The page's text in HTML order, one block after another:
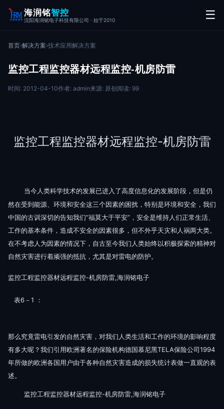
海润铭智控
沈阳海润铭电子科技有限公司 · 始于2010 ☰
首页›解决方案›技术应用解决方案
监控工程监控器材远程监控-机房防雷
时间: 2012-04-10作者: admin来源: 原创阅读: 99
监控工程监控器材远程监控-机房防雷
当今人类科学技术的发展已进入了高度信息化的发展阶段，但是仍
然在受到能源、环境和安全这三个因素的困扰，特别是环境和安全，我们
中国的古训深切的告知我们“福莫大于平安”，安全是维持人们正常生活、
工作的基本条件，造成不安全的因素很多，但不外乎天灾和人祸两大类。
在不考虑人为因素的情况下，自古至今我们人类始终以积极探索的精神对
自然灾害进行着顽强的抵抗，尤其是对雷电的防护。
监控工程监控器材远程监控-机房防雷,海润铭电子
表6－1 ：
那么究竟雷电引发的自然灾害，对我们人类生活和工作的环境的影响程度
有多大呢？我们引用欧洲著名的保险机构德国慕尼黑TELA保险公司1994
年所做的欧洲各国用户由于各种自然灾害造成的损失统计表做一直观的表
述。
监控工程监控器材远程监控-机房防雷,海润铭电子